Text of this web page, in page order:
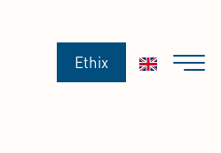
Ethix